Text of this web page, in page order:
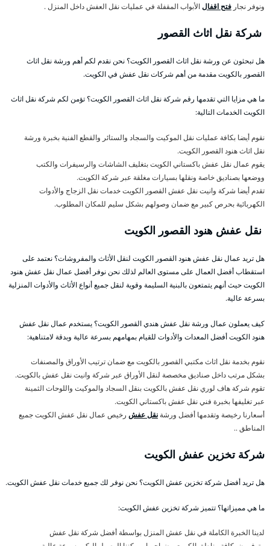
ونوفر نجار فتح اقفالالأبواب المقفلة في عمليات نقل العفش داخل المنزل .
شركة نقل اثاث القصور
هل تبحثون عن ورشة نقل اثاث القصور الكويت؟ نحن نقدم لكم أهم ورشة نقل اثاث
القصور بالكويت مقدمة من أهم شركات نقل عفش في الكويت.
ما هي مزايا التي تقدمها رقم شركة نقل اثاث القصور الكويت؟ تؤمن لكم شركة نقل اثاث
الكويت الخدمات التالية:
نقوم أيضا بكافة عمليات نقل الموكيت والسجاد والستائر والقطع الفنية بخبرة ورشة
نقل اثاث هنود القصور الكويت.
يقوم عمال نقل عفش باكستاني الكويت بتغليف الشاشات والرسيفرات والكتب
ووضعها بصناديق خاصة ونقلها بسيارات مغلقة عبر شركة الكويت.
تقدم أيضا شركة وانيت نقل عفش القصور الكويت خدمات نقل الزجاج والأدوات
الكهربائية بحرص كبير مع ضمان وصولهم بشكل سليم للمكان المطلوب.
نقل عفش هنود القصور الكويت
هل تريد عمال نقل عفش هنود القصور الكويت لنقل الأثاث والمفروشات؟ نعتمد على
استقطاب أفضل العمال على مستوى العالم لذلك نحن نوفر أفضل عمال نقل عفش هنود
الكويت حيث أنهم يتمتعون بالبنية السليمة وقوية لنقل جميع أنواع الأثاث والأدوات المنزلية
بسرعة عالية.
كيف يعملون عمال ورشة نقل عفش هندي القصور الكويت؟ يستخدم عمال نقل عفش
هنود الكويت أفضل المعدات والأدوات للقيام بمهامهم بسرعة عالية وبدقة لامتناهية:
نقوم بخدمة نقل اثاث مكتبي القصور بالكويت مع ضمان ترتيب الأوراق والمصنفات
بشكل مرتب داخل صناديق مخصصة لنقل الأوراق عبر شركة وانيت نقل عفش بالكويت.
تقوم شركة هاف لوري نقل عفش بالكويت بنقل السجاد والموكيت واللوحات الثمينة
عبر تغليفها بخبرة فني نقل عفش باكستاني الكويت.
أسعارنا رخيصة وتقدمها أفضل ورشة نقل عفش رخيص عمال نقل عفش الكويت جميع
المناطق ..
شركة تخزين عفش الكويت
هل تريد أفضل شركة تخزين عفش الكويت؟ نحن نوفر لك جميع خدمات نقل عفش الكويت.
ما هي مميزاتها؟ تتميز شركة تخزين عفش الكويت:
لدينا الخبرة الكاملة في نقل عفش المنزل بواسطة أفضل شركة نقل عفش